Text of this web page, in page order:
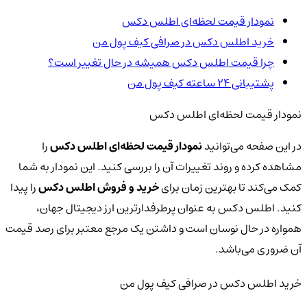
نمودار قیمت لحظه‌ای اطلس دکس
خرید اطلس دکس در صرافی کیف پول من
چرا قیمت اطلس دکس همیشه در حال تغییر است؟
پشتیبانی ۲۴ ساعته کیف پول من
نمودار قیمت لحظه‌ای اطلس دکس
در این صفحه می‌توانیدنمودار قیمت لحظه‌ای اطلس دکسرا
مشاهده کرده و روند تغییرات آن را بررسی کنید. این نمودار به شما
کمک می‌کند تا بهترین زمان برایخرید و فروش اطلس دکسرا پیدا
کنید. اطلس دکس به عنوان پرطرفدارترین ارز دیجیتال جهان،
همواره در حال نوسان است و داشتن یک مرجع معتبر برای رصد قیمت
آن ضروری می‌باشد.
خرید اطلس دکس در صرافی کیف پول من